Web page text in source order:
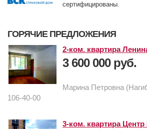
сертифицированы.
ГОРЯЧИЕ ПРЕДЛОЖЕНИЯ
2-ком. квартира
3 600 000 руб.
Марина Петровна
106-40-00
3-ком. квартира